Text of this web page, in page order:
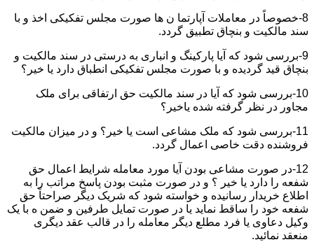
8-خصوصاً در معاملات آپارتما ن ها صورت مجلس تفکیکی اخذ و با
سند مالکیت و بنچاق تطبیق گردد.
9-بررسی شود که آیا پارکینگ و انباری به درستی در سند مالکیت و
بنچاق قید گردیده و با صورت مجلس تفکیکی انطباق دارد یا خیر؟
10-بررسی شود که آیا در سند مالکیت حق ارتفاقی برای ملک
مجاور در نظر گرفته شده یاخیر؟
11-بررسی شود که ملک مشاعی است یا خیر؟ و در میزان مالکیت
فروشنده دقت خاصی اعمال گردد.
12-در صورت مشاعی بودن آیا مورد معامله شرایط اعمال حق
شفعه را دارد یا خیر ؟ و در صورت مثبت بودن پاسخ مراتب را به
اطلاع خریدار رسانیده و خواسته شود که شریک دیگر صراحتاً حق
شفعه خود را ساقط نماید یا در صورت تمایل طرفین و ضمن ه با یک
وکیل دعاوی یا فرد مطلع دیگر معامله را در قالب عقد دیگری
منعقد نمائید.